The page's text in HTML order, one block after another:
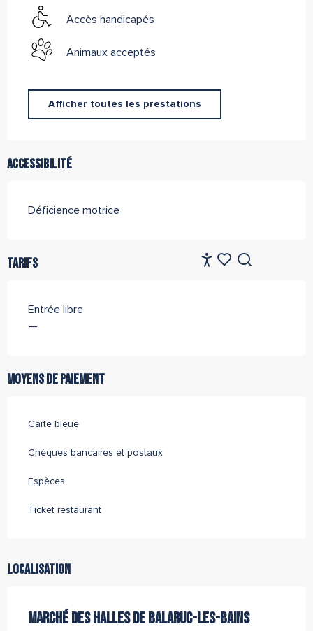
FR
Accès handicapés
Animaux acceptés
Afficher toutes les prestations
Accessibilité
Déficience motrice
Tarifs
Entrée libre
—
Moyens de paiement
Carte bleue
Chèques bancaires et postaux
Espèces
Ticket restaurant
Localisation
MARCHÉ DES HALLES DE BALARUC-LES-BAINS